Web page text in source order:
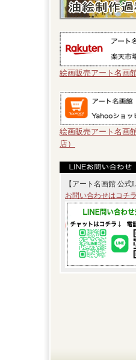
絵画販売アート名画
絵画販売アート名画
店）
【アート名画館 公式
お問い合わせはコチ